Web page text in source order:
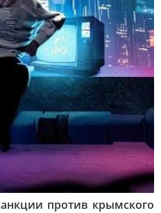
против крымского